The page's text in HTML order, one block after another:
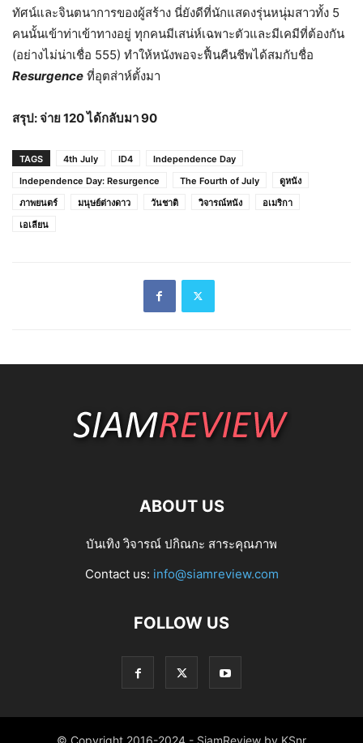
ทัศน์และจินตนาการของผู้สร้าง นี่ยังดีที่นักแสดงรุ่นหนุ่มสาวทั้ง 5
คนนั้นเข้าท่าเข้าทางอยู่ ทุกคนมีเสน่ห์เฉพาะตัวและมีเคมีที่ต้องกัน
(อย่างไม่น่าเชื่อ 555) ทำให้หนังพอจะฟื้นคืนชีพได้สมกับชื่อ
Resurgence ที่อุตส่าห์ตั้งมา
สรุป: จ่าย 120 ได้กลับมา 90
TAGS 4th July ID4
Independence Day
Independence Day: Resurgence
The Fourth of July
ดูหนัง
ภาพยนตร์
มนุษย์ต่างดาว วันชาติ วิจารณ์หนัง
อเมริกา
เอเลียน
ABOUT US
บันเทิง วิจารณ์ ปกิณกะ สาระคุณภาพ
Contact us: info@siamreview.com
FOLLOW US
© Copyright 2016-2024 - SiamReview by KSnr